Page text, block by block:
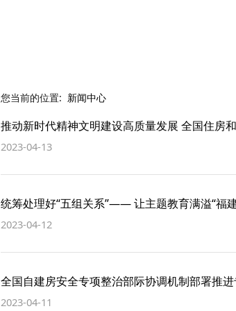
您当前的位置: 新闻中心
推动新时代精神文明建设高质量发展 全国住房
2023-04-13
统筹处理好“五组关系”—— 让主题教育满溢“福
2023-04-12
全国自建房安全专项整治部际协调机制部署推
2023-04-11